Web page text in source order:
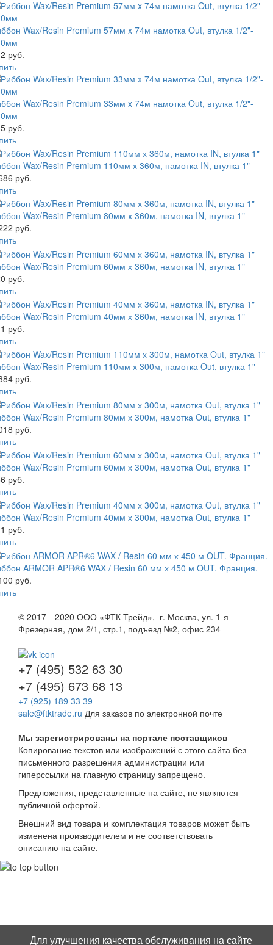
Wax/Resin Premium 57мм x 74м намотка Out, втулка 1/2"-
руб.
Wax/Resin Premium 33мм x 74м намотка Out, втулка 1/2"-
руб.
Wax/Resin Premium 110мм х 360м, намотка IN, втулка 1"
руб.
Wax/Resin Premium 80мм х 360м, намотка IN, втулка 1"
руб.
Wax/Resin Premium 60мм х 360м, намотка IN, втулка 1"
руб.
Wax/Resin Premium 40мм х 360м, намотка IN, втулка 1"
руб.
Wax/Resin Premium 110мм х 300м, намотка Out, втулка 1"
руб.
Wax/Resin Premium 80мм х 300м, намотка Out, втулка 1"
руб.
Wax/Resin Premium 60мм х 300м, намотка Out, втулка 1"
руб.
Wax/Resin Premium 40мм х 300м, намотка Out, втулка 1"
руб.
ARMOR APR®6 WAX / Resin 60 мм х 450 м OUT. Франция.
руб.
© 2017—2020 ООО «ФТК Трейд», г. Москва, ул. 1-я
Фрезерная, дом 2/1, стр.1, подъезд №2, офис 234
+7 (495) 532 63 30
+7 (495) 673 68 13
+7 (925) 189 33 39
sale@ftktrade.ru Для заказов по электронной почте
Мы зарегистрированы на портале поставщиков
Копирование текстов или изображений с этого сайта без
письменного разрешения администрации или
гиперссылки на главную страницу запрещено.
Предложения, представленные на сайте, не являются
публичной офертой.
Внешний вид товара и комплектация товаров может быть
изменена производителем и не соответствовать
описанию на сайте.
Для улучшения качества обслуживания на сайте